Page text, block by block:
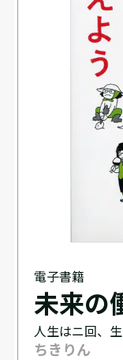
電子書籍
未来の
人生はニ回、
ちきりん